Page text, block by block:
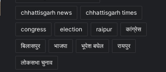
chhattisgarh news chhattisgarh times
congress election raipur कांग्रेस
बिलासपुर भाजपा भूपेश बघेल रायपुर
लोकसभा चुनाव